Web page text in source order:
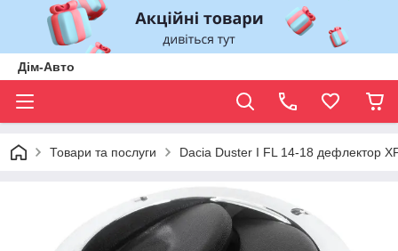
Дім-Авто
Товари та послуги Dacia Duster I FL 14-18 дефлектор